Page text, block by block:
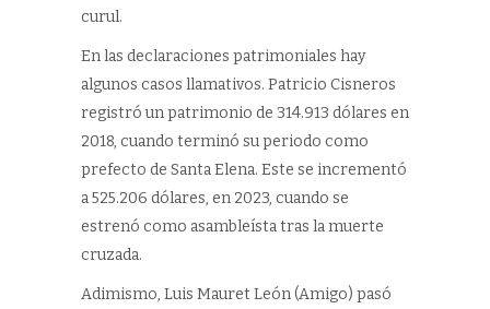
curul.
En las declaraciones patrimoniales hay
algunos casos llamativos. Patricio Cisneros
registró un patrimonio de 314.913 dólares en
2018, cuando terminó su periodo como
prefecto de Santa Elena. Este se incrementó
a 525.206 dólares, en 2023, cuando se
estrenó como asambleísta tras la muerte
cruzada.
Adimismo, Luis Mauret León (Amigo) pasó